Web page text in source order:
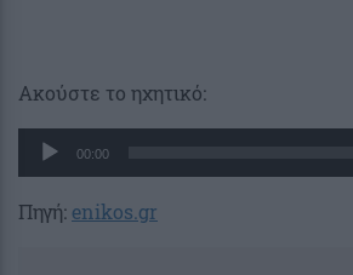
Ακούστε το ηχητικό:
Πρόγραμμα
Αναπαραγωγής
Ήχου
00:00
Πηγή: enikos.gr